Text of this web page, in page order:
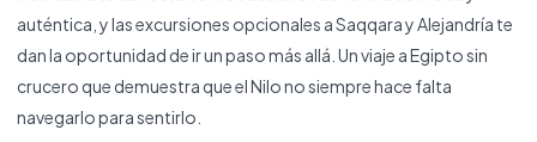
auténtica, y las excursiones opcionales a Saqqara y Alejandría te
dan la oportunidad de ir un paso más allá. Un viaje a Egipto sin
crucero que demuestra que el Nilo no siempre hace falta
navegarlo para sentirlo.